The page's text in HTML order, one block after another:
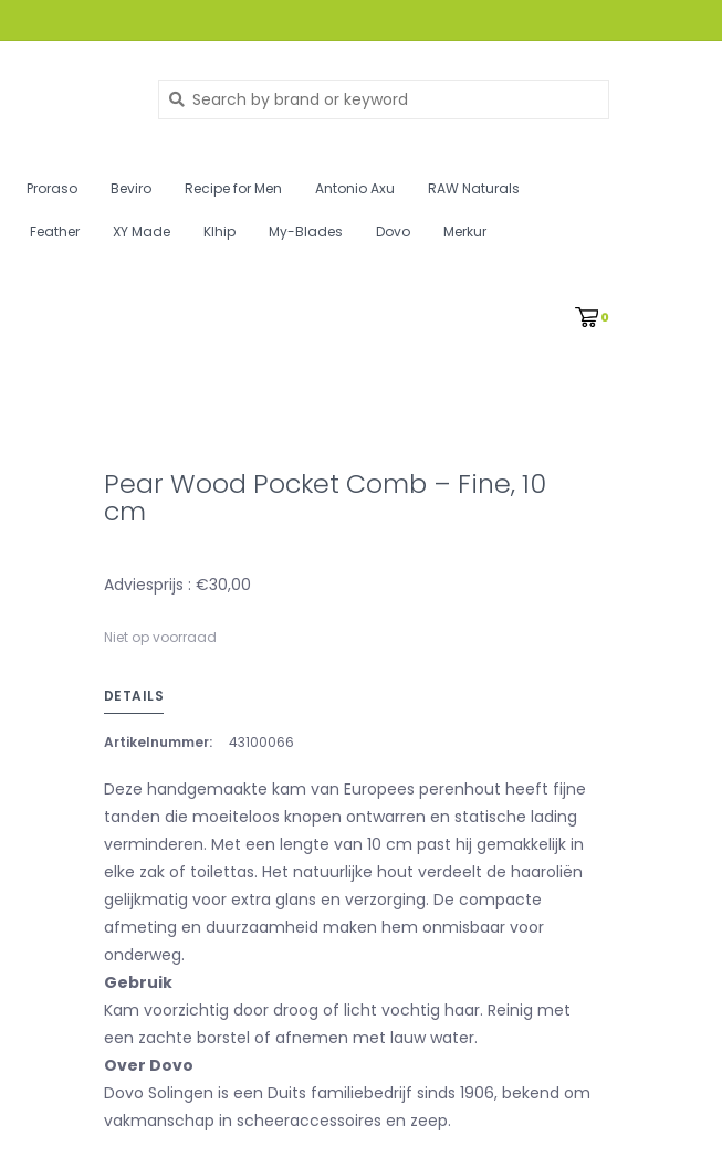
Proraso Beviro Recipe for Men Antonio Axu RAW Naturals
Feather XY Made Klhip My-Blades Dovo Merkur
0
Pear Wood Pocket Comb – Fine, 10
cm
Adviesprijs : €30,00
Niet op voorraad
DETAILS
Artikelnummer: 43100066
Deze handgemaakte kam van Europees perenhout heeft fijne
tanden die moeiteloos knopen ontwarren en statische lading
verminderen. Met een lengte van 10 cm past hij gemakkelijk in
elke zak of toilettas. Het natuurlijke hout verdeelt de haaroliën
gelijkmatig voor extra glans en verzorging. De compacte
afmeting en duurzaamheid maken hem onmisbaar voor
onderweg.
Gebruik
Kam voorzichtig door droog of licht vochtig haar. Reinig met
een zachte borstel of afnemen met lauw water.
Over Dovo
Dovo Solingen is een Duits familiebedrijf sinds 1906, bekend om
vakmanschap in scheeraccessoires en zeep.